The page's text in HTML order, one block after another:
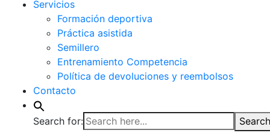
Servicios
Formación deportiva
Práctica asistida
Semillero
Entrenamiento Competencia
Política de devoluciones y reembolsos
Contacto
Search for: